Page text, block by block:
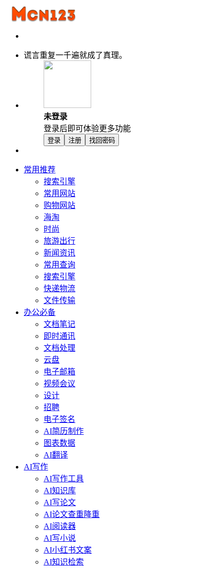
谎言重复一千遍就成了真理。
未登录
登录后即可体验更多功能
登录 注册 找回密码
常用推荐
搜索引擎
常用网站
购物网站
海淘
时尚
旅游出行
新闻资讯
常用查询
搜索引擎
快递物流
文件传输
办公必备
文档笔记
即时通讯
文档处理
云盘
电子邮箱
视频会议
设计
招聘
电子签名
AI简历制作
图表数据
AI翻译
AI写作
AI写作工具
AI知识库
AI写论文
AI论文查重降重
AI阅读器
AI写小说
AI小红书文案
AI知识检索